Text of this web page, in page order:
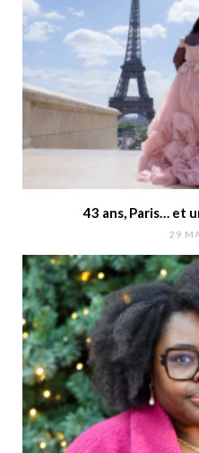
43 ans, Paris… et
29